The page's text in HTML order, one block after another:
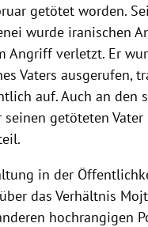
getötet worden.
wurde iranischen
Angriff verletzt. Er
Vaters ausgerufen,
auf. Auch an den
getöteten Vater
in der
das Verhältnis
hochrangigen